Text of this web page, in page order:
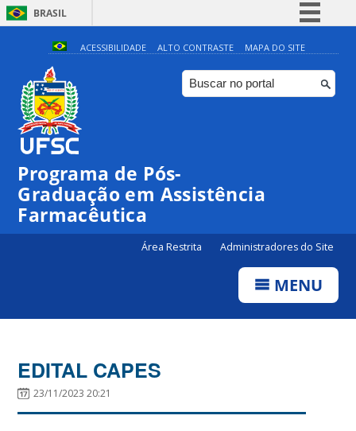
BRASIL
Simplifique!
Comunica BR
Participe
ACESSIBILIDADE ALTO CONTRASTE MAPA DO SITE
Programa de Pós-
Graduação em Assistência
Farmacêutica
Área Restrita Administradores do Site
MENU
EDITAL CAPES
23/11/2023 20:21